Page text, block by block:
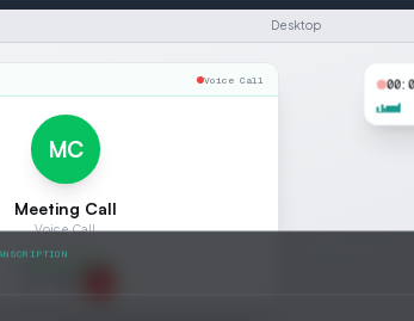
Desktop
Voice Call
MC
Meeting Call
Voice Call